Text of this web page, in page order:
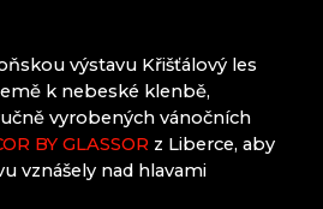
CHŘIBSKÉ SKLÁRNY
ŠENOV
SKLO A UMĚNÍ
výstavu Křišťálový les
k nebeské klenbě,
vyrobených vánočních
BY GLASSOR z Liberce, aby
vznášely nad hlavami